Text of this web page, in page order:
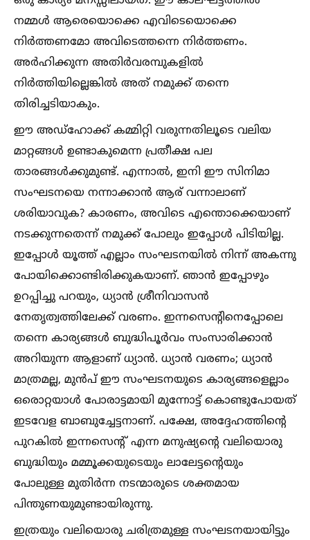
നമ്മള്‍ ആരെയൊക്കെ എവിടെയൊക്കെ
നിർത്തണമോ അവിടെത്തന്നെ നിർത്തണം.
അർഹിക്കുന്ന അതിർവരമ്പുകളില്‍
നിർത്തിയില്ലെങ്കില്‍ അത് നമുക്ക് തന്നെ
തിരിച്ചടിയാകും.
ഈ അഡ്ഹോക്ക് കമ്മിറ്റി വരുന്നതിലൂടെ വലിയ
മാറ്റങ്ങള്‍ ഉണ്ടാകുമെന്ന പ്രതീക്ഷ പല
താരങ്ങള്‍ക്കുമുണ്ട്. എന്നാല്‍, ഇനി ഈ സിനിമാ
സംഘടനയെ നന്നാക്കാൻ ആര് വന്നാലാണ്
ശരിയാവുക? കാരണം, അവിടെ എന്തൊക്കെയാണ്
നടക്കുന്നതെന്ന് നമുക്ക് പോലും ഇപ്പോള്‍ പിടിയില്ല.
ഇപ്പോള്‍ യൂത്ത് എല്ലാം സംഘടനയില്‍ നിന്ന് അകന്നു
പോയിക്കൊണ്ടിരിക്കുകയാണ്. ഞാൻ ഇപ്പോഴും
ഉറപ്പിച്ചു പറയും, ധ്യാൻ ശ്രീനിവാസൻ
നേതൃത്വത്തിലേക്ക് വരണം. ഇന്നസെന്റിനെപ്പോലെ
തന്നെ കാര്യങ്ങള്‍ ബുദ്ധിപൂർവം സംസാരിക്കാൻ
അറിയുന്ന ആളാണ് ധ്യാൻ. ധ്യാൻ വരണം; ധ്യാൻ
മാത്രമല്ല, മുൻപ് ഈ സംഘടനയുടെ കാര്യങ്ങളെല്ലാം
ഒരൊറ്റയാള്‍ പോരാട്ടമായി മുന്നോട്ട് കൊണ്ടുപോയത്
ഇടവേള ബാബുച്ചേട്ടനാണ്. പക്ഷേ, അദ്ദേഹത്തിന്റെ
പുറകില്‍ ഇന്നസെന്റ് എന്ന മനുഷ്യന്റെ വലിയൊരു
ബുദ്ധിയും മമ്മൂക്കയുടെയും ലാലേട്ടന്റെയും
പോലുള്ള മുതിർന്ന നടന്മാരുടെ ശക്തമായ
പിന്തുണയുമുണ്ടായിരുന്നു.
ഇത്രയും വലിയൊരു ചരിത്രമുള്ള സംഘടനയായിട്ടും